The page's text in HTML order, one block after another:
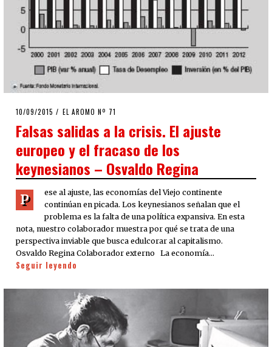
POSTED
10/09/2015 EL AROMO Nº 71
Falsas salidas a la crisis. El ajuste
europeo y el fracaso de los
keynesianos – Osvaldo Regina
P
ese al ajuste, las economías del Viejo continente
continúan en picada. Los keynesianos señalan que el
problema es la falta de una política expansiva. En esta
nota, nuestro colaborador muestra por qué se trata de una
perspectiva inviable que busca edulcorar al capitalismo.
Osvaldo Regina Colaborador externo La economía…
Seguir leyendo